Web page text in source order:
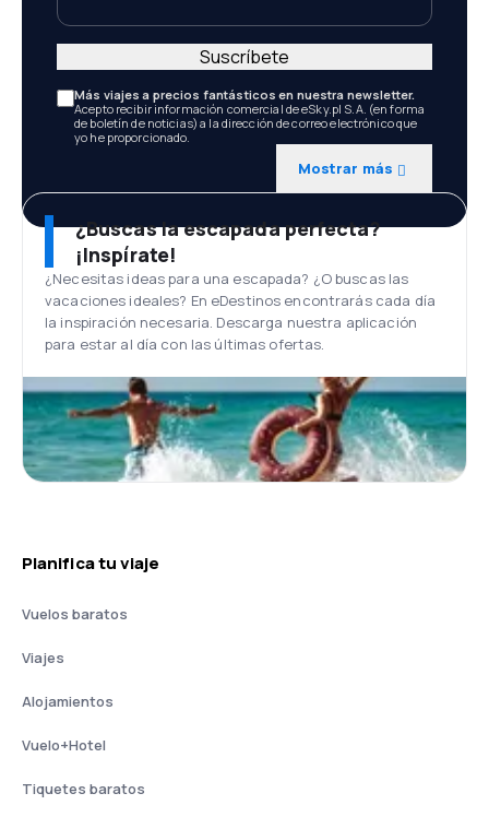
Más viajes a precios fantásticos en nuestra newsletter.
Acepto recibir información comercial de eSky.pl S.A. (en forma
de boletín de noticias) a la dirección de correo electrónico que
yo he proporcionado.
Mostrar más
Suscríbete
¿Buscas la escapada perfecta?
¡Inspírate!
¿Necesitas ideas para una escapada? ¿O buscas las
vacaciones ideales? En eDestinos encontrarás cada día
la inspiración necesaria. Descarga nuestra aplicación
para estar al día con las últimas ofertas.
Planifica tu viaje
Vuelos baratos
Viajes
Alojamientos
Vuelo+Hotel
Tiquetes baratos